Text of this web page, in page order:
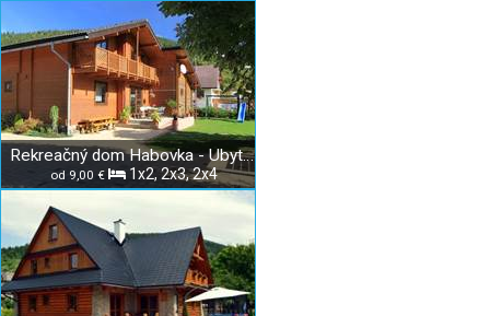
Rekreačný dom Habovka - Ubytovanie u Jandurových
od 9,00 € 1x2, 2x3, 2x4